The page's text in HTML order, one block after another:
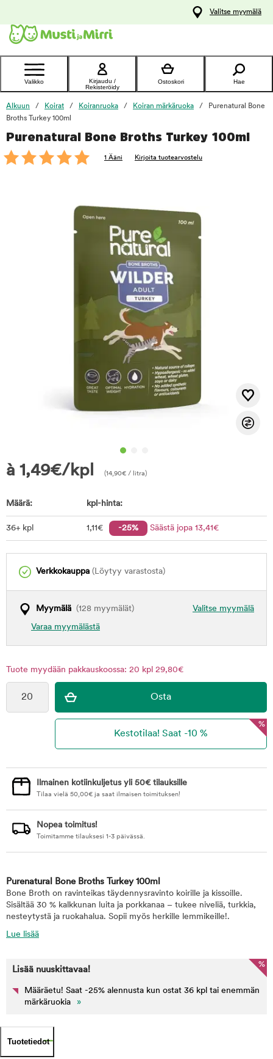
Ota yhteyttä
asiakaspalveluun
Valitse myymälä
Valikko
Kirjaudu /
Rekisteröidy
Ostoskori Hae
Alkuun Koirat Koiranruoka Koiran märkäruoka
Purenatural Bone
Broths Turkey 100ml
Purenatural Bone Broths Turkey 100ml
1 Ääni Kirjoita tuotearvostelu
à 1,49€/kpl (14,90€ / litra)
Määrä: kpl-hinta:
36+ kpl 1,11€ -25% Säästä jopa 13,41€
Verkkokauppa (Löytyy varastosta)
Valitse myymälä
Myymälä (128 myymälät)
Varaa myymälästä
Tuote myydään pakkauskoossa: 20 kpl 29,80€
foo
%
Ilmainen kotiinkuljetus yli 50€ tilauksille
Tilaa vielä 50,00€ ja saat ilmaisen toimituksen!
Nopea toimitus!
Toimitamme tilauksesi 1-3 päivässä.
Purenatural Bone Broths Turkey 100ml
Bone Broth on ravinteikas täydennysravinto koirille ja kissoille.
Sisältää 30 % kalkkunan luita ja porkkanaa – tukee niveliä, turkkia,
nesteytystä ja ruokahalua. Sopii myös herkille lemmikeille!.
Lue lisää
%
Lisää nuuskittavaa!
Määräetu! Saat -25% alennusta kun ostat 36 kpl tai enemmän
märkäruokia
»
Tuotetiedot